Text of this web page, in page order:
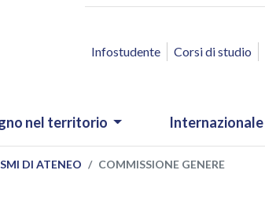
ACCESSO RAPIDO
Infostudente Corsi di studio
nel territorio Internazionale
DI ATENEO COMMISSIONE GENERE